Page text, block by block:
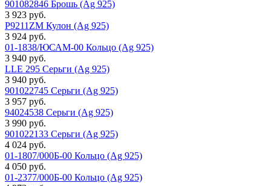
901082846 Брошь (Ag 925)
3 923 руб.
P9211ZM Кулон (Ag 925)
3 924 руб.
01-1838/ЮСАМ-00 Кольцо (Ag 925)
3 940 руб.
LLE 295 Серьги (Ag 925)
3 940 руб.
901022745 Серьги (Ag 925)
3 957 руб.
94024538 Серьги (Ag 925)
3 990 руб.
901022133 Серьги (Ag 925)
4 024 руб.
01-1807/000Б-00 Кольцо (Ag 925)
4 050 руб.
01-2377/000Б-00 Кольцо (Ag 925)